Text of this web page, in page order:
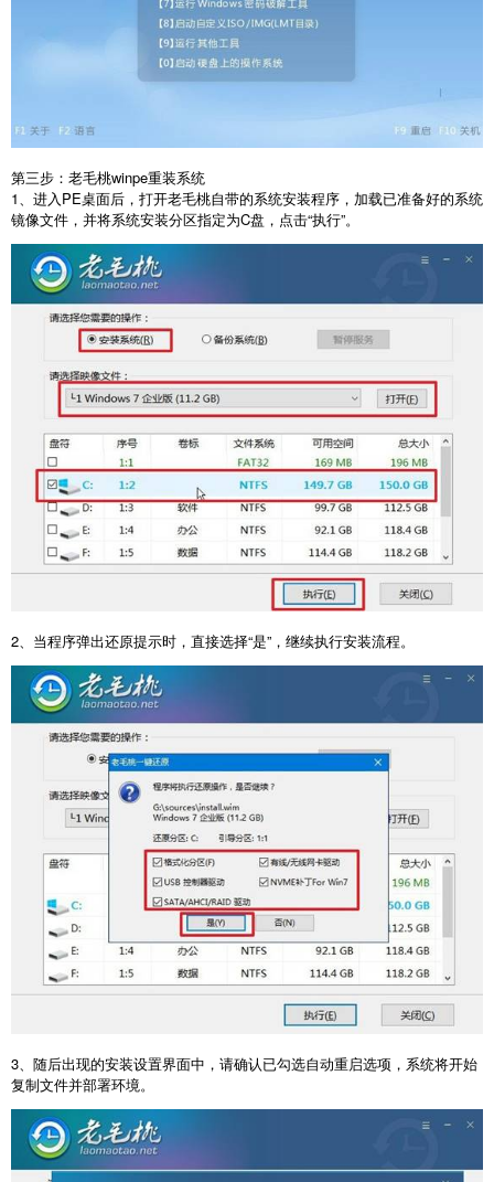
第三步：老毛桃winpe重装系统
1、进入PE桌面后，打开老毛桃自带的系统安装程序，加载已准备好的系统
镜像文件，并将系统安装分区指定为C盘，点击“执行”。
2、当程序弹出还原提示时，直接选择“是”，继续执行安装流程。
3、随后出现的安装设置界面中，请确认已勾选自动重启选项，系统将开始
复制文件并部署环境。